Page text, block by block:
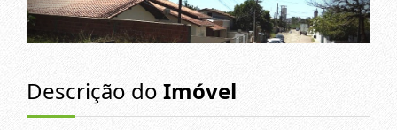
Descrição do Imóvel